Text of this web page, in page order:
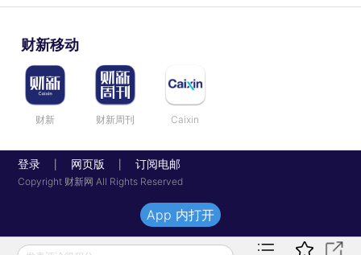
财新移动
财新 财新周刊 Caixin
登录 网页版 订阅电邮
Copyright 财新网 All Rights Reserved
App 内打开